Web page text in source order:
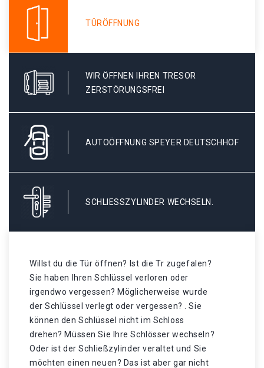
TÜRÖFFNUNG
WIR ÖFFNEN IHREN TRESOR
ZERSTÖRUNGSFREI
AUTOÖFFNUNG SPEYER DEUTSCHHOF
SCHLIESSZYLINDER WECHSELN.
Willst du die Tür öffnen? Ist die Tr zugefalen?
Sie haben Ihren Schlüssel verloren oder
irgendwo vergessen? Möglicherweise wurde
der Schlüssel verlegt oder vergessen? . Sie
können den Schlüssel nicht im Schloss
drehen? Müssen Sie Ihre Schlösser wechseln?
Oder ist der Schließzylinder veraltet und Sie
möchten einen neuen? Das ist aber gar nicht